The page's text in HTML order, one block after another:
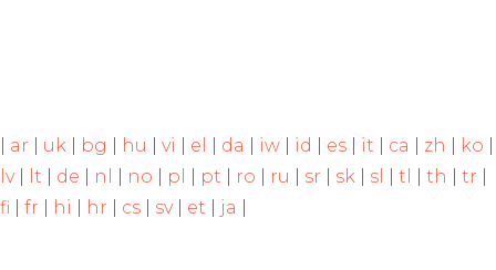
ar uk bg hu vi el da iw id es it ca zh ko
lv| lt de nl no pl pt ro ru sr sk sl tl th tr
fi
fr hi hr cs sv| et ja